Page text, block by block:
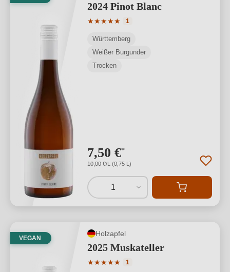
2024 Pinot Blanc
★★★★★
Durchschnittliche Bewertung von 5
1
Württemberg
Weißer Burgunder
Trocken
7,50 €*
10,00 €/L (0,75 L)
1
VEGAN
Holzapfel
2025 Muskateller
★★★★★
Durchschnittliche Bewertung von 5
1